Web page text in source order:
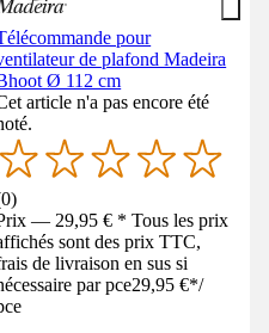
pour
de plafond Madeira
Ø 112 cm
article n'a pas encore été
0)
— 29,95 € * Tous les prix
sont des prix TTC,
de livraison en sus si
par pce29,95 €*/